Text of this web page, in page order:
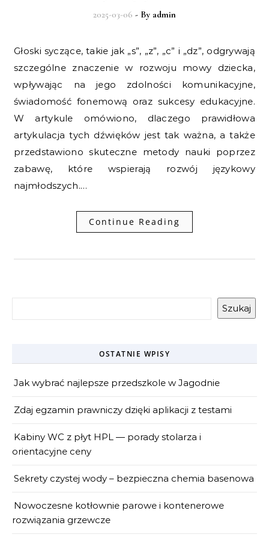
2025-03-06 - By admin
Głoski syczące, takie jak „s”, „z”, „c” i „dz”, odgrywają
szczególne znaczenie w rozwoju mowy dziecka,
wpływając na jego zdolności komunikacyjne,
świadomość fonemową oraz sukcesy edukacyjne.
W artykule omówiono, dlaczego prawidłowa
artykulacja tych dźwięków jest tak ważna, a także
przedstawiono skuteczne metody nauki poprzez
zabawę, które wspierają rozwój językowy
najmłodszych.…
Continue Reading
Szukaj
OSTATNIE WPISY
Jak wybrać najlepsze przedszkole w Jagodnie
Zdaj egzamin prawniczy dzięki aplikacji z testami
Kabiny WC z płyt HPL — porady stolarza i
orientacyjne ceny
Sekrety czystej wody – bezpieczna chemia basenowa
Nowoczesne kotłownie parowe i kontenerowe
rozwiązania grzewcze